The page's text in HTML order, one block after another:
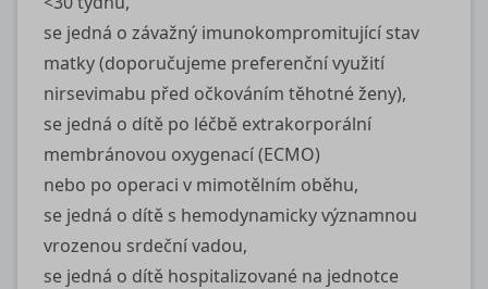
se jedná o závažný imunokompromitující stav
matky (doporučujeme preferenční využití
nirsevimabu před očkováním těhotné ženy),
se jedná o dítě po léčbě extrakorporální
membránovou oxygenací (ECMO)
nebo po operaci v mimotělním oběhu,
se jedná o dítě s hemodynamicky významnou
vrozenou srdeční vadou,
se jedná o dítě hospitalizované na jednotce